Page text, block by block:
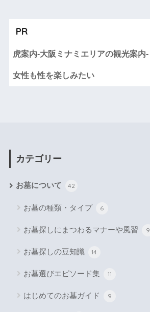
PR
虎案内-大阪ミナミエリアの観光案内-
女性も性を楽しみたい
カテゴリー
お墓について 42
お墓の種類・タイプ 6
お墓探しにまつわるマナーや風習 9
お墓探しの豆知識 14
お墓選びエピソード集 11
はじめてのお墓ガイド 9